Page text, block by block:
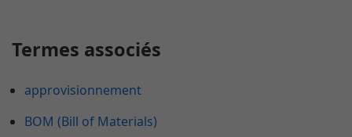
Termes associés
approvisionnement
BOM (Bill of Materials)